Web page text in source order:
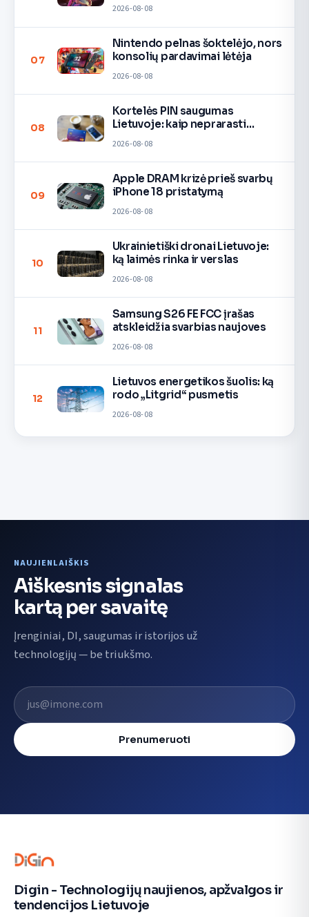
2026-08-08
07
Nintendo pelnas šoktelėjo, nors
konsolių pardavimai lėtėja
2026-08-08
08
Kortelės PIN saugumas
Lietuvoje: kaip neprarasti
2026-08-08
09
Apple DRAM krizė prieš svarbų
iPhone 18 pristatymą
2026-08-08
10
Ukrainietiški dronai Lietuvoje:
ką laimės rinka ir verslas
2026-08-08
11
Samsung S26 FE FCC įrašas
atskleidžia svarbias naujoves
2026-08-08
12
Lietuvos energetikos šuolis: ką
rodo „Litgrid“ pusmetis
2026-08-08
NAUJIENLAIŠKIS
Aiškesnis signalas
kartą per savaitę
Įrenginiai, DI, saugumas ir istorijos už
technologijų — be triukšmo.
El. pašto adresas
Prenumeruoti
Digin - Technologijų naujienos, apžvalgos ir
tendencijos Lietuvoje